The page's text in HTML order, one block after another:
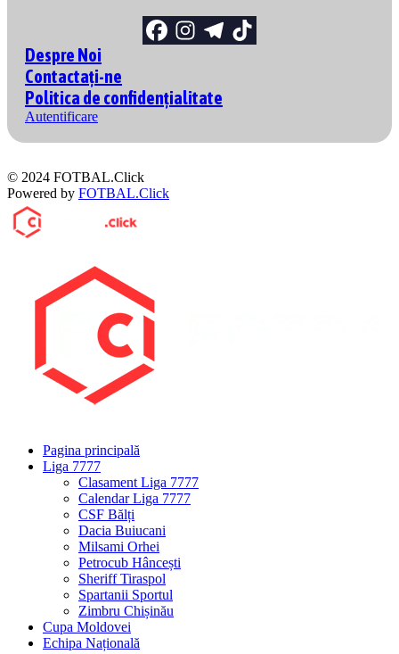
Despre Noi
Contactați-ne
Politica de confidențialitate
Autentificare
© 2024 FOTBAL.Click
Powered by FOTBAL.Click
Pagina principală
Liga 7777
Clasament Liga 7777
Calendar Liga 7777
CSF Bălți
Dacia Buiucani
Milsami Orhei
Petrocub Hâncești
Sheriff Tiraspol
Spartanii Sportul
Zimbru Chișinău
Cupa Moldovei
Echipa Națională